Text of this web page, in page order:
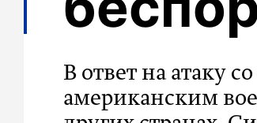
В ответ на атаку
американским